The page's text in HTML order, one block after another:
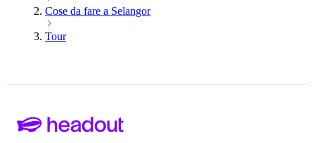
Cose da fare a Selangor
Tour